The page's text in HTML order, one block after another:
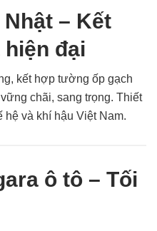
– Kết
đại
kết hợp tường ốp gạch
chãi, sang trọng. Thiết
và khí hậu Việt Nam.
ô tô – Tối